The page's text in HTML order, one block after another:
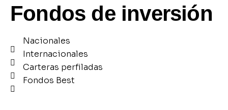
Fondos de inversión
Nacionales
Internacionales
Carteras perfiladas
Fondos Best